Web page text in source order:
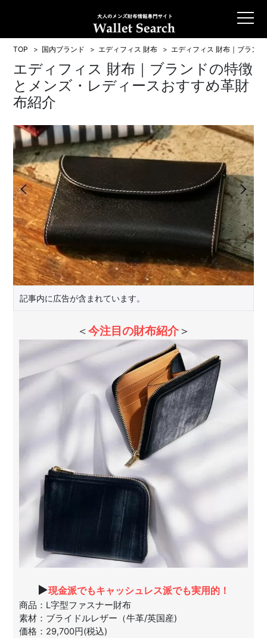
TOP 国内ブランド エディフィス 財布 エディフィス 財布｜ブラン
エディフィス 財布｜ブランドの特徴
とメンズ・レディースおすすめ革財
布紹介
記事内に広告が含まれています。
＜ 今注目の財布紹介 ＞
▶現金派でもキャッシュレス派でも実用的！
商品：L字型ファスナー財布
素材：ブライドルレザー（牛革/英国産)
価格：29,700円(税込)